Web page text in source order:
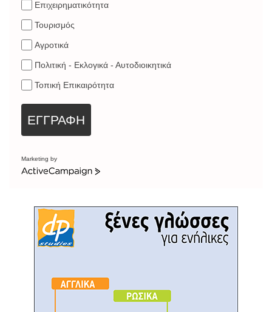
Επιχειρηματικότητα
Τουρισμός
Αγροτικά
Πολιτική - Εκλογικά - Αυτοδιοικητικά
Τοπική Επικαιρότητα
ΕΓΓΡΑΦΗ
Marketing by